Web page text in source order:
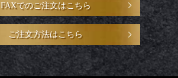
FAXでのご注文はこちら
ご注文方法はこちら